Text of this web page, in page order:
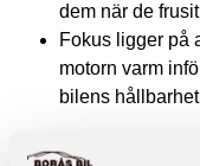
dem när de
Fokus ligger på
motorn varm
bilens